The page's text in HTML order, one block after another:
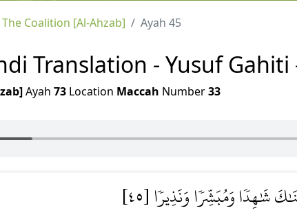
The Coalition [Al-Ahzab] Ayah 45
Translation - Yusuf Gahiti
Ayah 73Location Maccah Number33
شَٰهِدٗا وَمُبَشِّرٗا وَنَذِيرٗا [٤٥]